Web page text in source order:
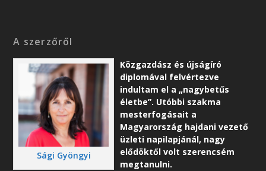
A szerzőről
Sági Gyöngyi
Közgazdász és újságíró
diplomával felvértezve
indultam el a „nagybetűs
életbe”. Utóbbi szakma
mesterfogásait a
Magyarország hajdani vezető
üzleti napilapjánál, nagy
elődöktől volt szerencsém
megtanulni.